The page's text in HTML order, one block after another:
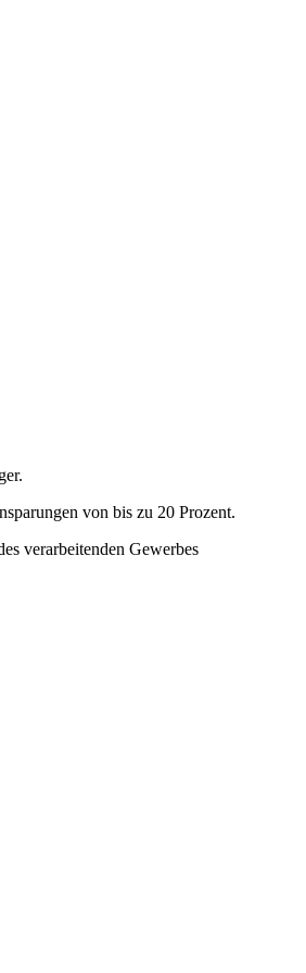
von bis zu 20 Prozent.
verarbeitenden Gewerbes